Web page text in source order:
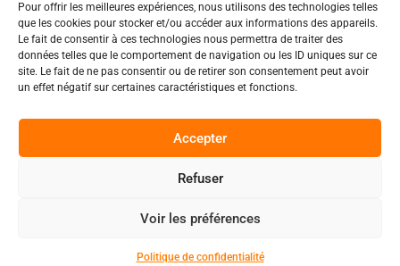
Pour offrir les meilleures expériences, nous utilisons des technologies telles
que les cookies pour stocker et/ou accéder aux informations des appareils.
Le fait de consentir à ces technologies nous permettra de traiter des
données telles que le comportement de navigation ou les ID uniques sur ce
site. Le fait de ne pas consentir ou de retirer son consentement peut avoir
un effet négatif sur certaines caractéristiques et fonctions.
Accepter
Refuser
Voir les préférences
Politique de confidentialité
Nos pages
Nos évènements
Nous contacter
Politiques
Politique de confidentialité
Nos conditions de vente et livraison
Code de conduite
Copyright 2025 © All rights Reserved.